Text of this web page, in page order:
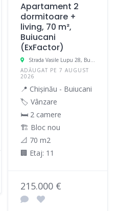
Apartament 2
dormitoare +
living, 70 m²,
Buiucani
(ExFactor)
Strada Vasile Lupu 28, Buiucani, Chișinău, Moldova
ADĂUGAT PE 7 AUGUST
2026
📍 Chișinău - Buiucani
🏷️ Vânzare
🛏 2 camere
🏗️ Bloc nou
📐 70 m2
🏢 Etaj: 11
215.000 €